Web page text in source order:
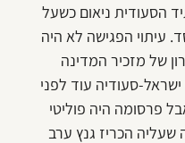
הסעודית ניאום כשעל
עיתוי הפגישה לא היה
של מזכיר המדינה
ישראל-סעודיה עוד לפני
פרסומה היה פוליטי
שעליה הכריז גנץ ערב